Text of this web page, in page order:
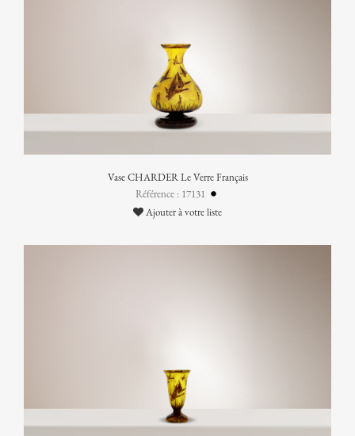
Vase CHARDER Le Verre Français
Référence : 17131
Ajouter à votre liste